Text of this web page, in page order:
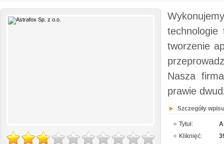
technologie
tworzenie
Nasza
prawie
Szczegóły
Tytuł:
Kliknięć: